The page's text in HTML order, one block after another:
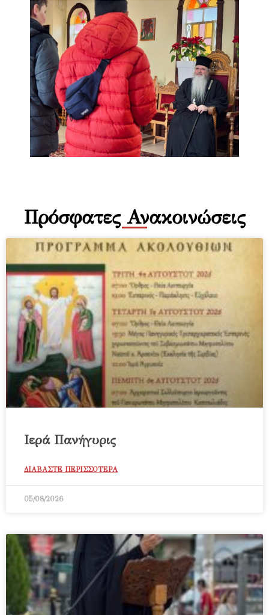
Πρόσφατες Ανακοινώσεις
Ιερά Πανήγυρις
ΔΙΑΒΑΣΤΕ ΠΕΡΙΣΣΟΤΕΡΑ
05/08/2026